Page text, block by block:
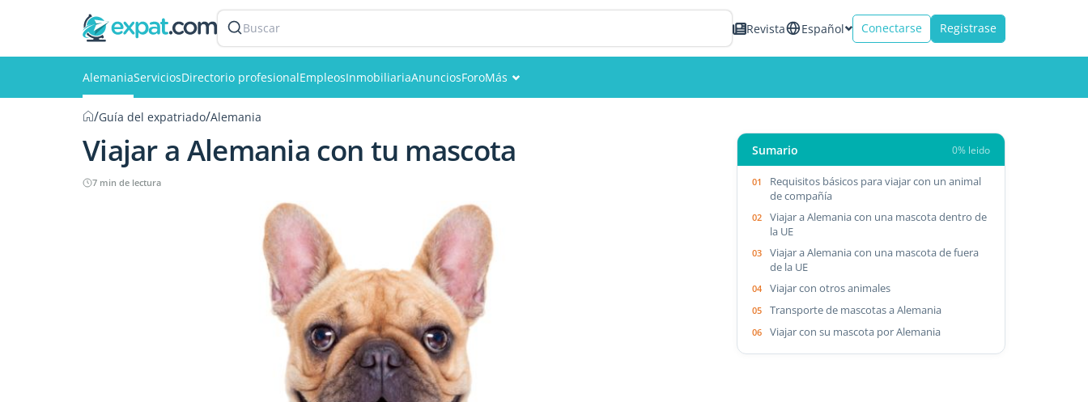
Buscar Revista Español Conectarse Registrase
AlemaniaServiciosDirectorio profesionalEmpleosInmobiliariaAnunciosForoMás
Miembros
/Guía del expatriado/Alemania
Viajar a Alemania con tu mascota
7 min de lectura
Sumario 0% leido
Requisitos básicos para viajar con un animal
de compañía
Viajar a Alemania con una mascota dentro de
la UE
Viajar a Alemania con una mascota de fuera
de la UE
Viajar con otros animales
Transporte de mascotas a Alemania
Viajar con su mascota por Alemania